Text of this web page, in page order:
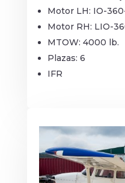
Motor LH: IO-
Motor RH: LIO-
MTOW: 4000 lb.
Plazas: 6
IFR